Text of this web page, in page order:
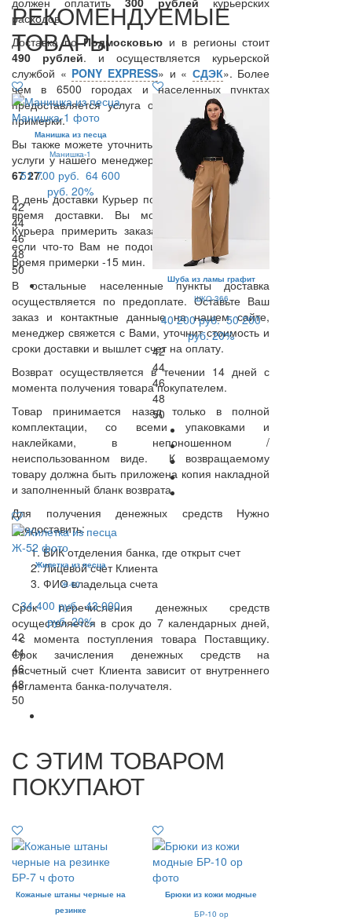
расходов.
Доставка поПодмосковью и в регионы стоит
490 рублей. и осуществляется курьерской
службой « PONY EXPRESS» и « СДЭК». Более
чем в 6500 городах и населенных пунктах
предоставляется услуга оплаты курьеру после
примерки.
Вы также можете уточнить возможность данной
услуги у нашего менеджера по тел.:8 (495) 409
67 27.
В день доставки Курьер позвонит Вам и уточнит
время доставки. Вы можете в присутствии
Курьера примерить заказанные Вами вещи, и
если что-то Вам не подошло, вернуть курьеру.
Время примерки -15 мин.
В остальные населенные пункты доставка
осуществляется по предоплате. Оставьте Ваш
заказ и контактные данные на нашем сайте,
менеджер свяжется с Вами, уточнит стоимость и
сроки доставки и вышлет счет на оплату.
Возврат осуществляется в течении 14 дней с
момента получения товара покупателем.
Товар принимается назад только в полной
комплектации, со всеми упаковками и
наклейками, в непоношенном /
неиспользованном виде. К возвращаемому
товару должна быть приложена копия накладной
и заполненный бланк возврата.
Для получения денежных средств Нужно
предоставить:
БИК отделения банка, где открыт счет
Лицевой счет Клиента
ФИО владельца счета
Срок перечисления денежных средств
осуществляется в срок до 7 календарных дней,
с момента поступления товара Поставщику.
Срок зачисления денежных средств на
расчетный счет Клиента зависит от внутреннего
регламента банка-получателя.
РЕКОМЕНДУЕМЫЕ
ТОВАРЫ
Манишка из песца
Манишка-1
51 700 руб. 64 600
руб. 20%
42
44
46
48
50
Шуба из ламы графит
ШКО-366
40 200 руб. 50 200
руб. 20%
42
44
46
48
50
Жилетка из песца
Ж-60
34 400 руб. 43 000
руб. 20%
42
44
46
48
50
С ЭТИМ ТОВАРОМ
ПОКУПАЮТ
Кожаные штаны черные на
резинке
Брюки из кожи модные
БР-10 ор